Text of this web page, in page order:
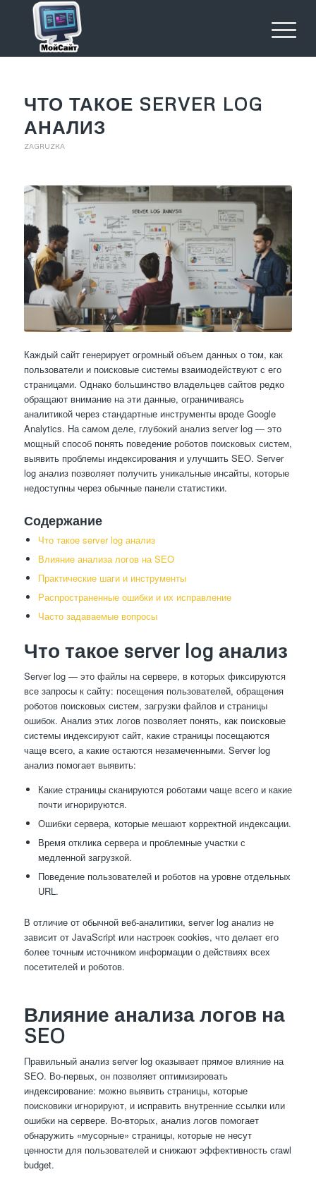
ЧТО ТАКОЕ SERVER LOG
АНАЛИЗ
ZAGRUZKA
Каждый сайт генерирует огромный объем данных о том, как
пользователи и поисковые системы взаимодействуют с его
страницами. Однако большинство владельцев сайтов редко
обращают внимание на эти данные, ограничиваясь
аналитикой через стандартные инструменты вроде Google
Analytics. На самом деле, глубокий анализ server log — это
мощный способ понять поведение роботов поисковых систем,
выявить проблемы индексирования и улучшить SEO. Server
log анализ позволяет получить уникальные инсайты, которые
недоступны через обычные панели статистики.
Содержание
Что такое server log анализ
Влияние анализа логов на SEO
Практические шаги и инструменты
Распространенные ошибки и их исправление
Часто задаваемые вопросы
Что такое server log анализ
Server log — это файлы на сервере, в которых фиксируются
все запросы к сайту: посещения пользователей, обращения
роботов поисковых систем, загрузки файлов и страницы
ошибок. Анализ этих логов позволяет понять, как поисковые
системы индексируют сайт, какие страницы посещаются
чаще всего, а какие остаются незамеченными. Server log
анализ помогает выявить:
Какие страницы сканируются роботами чаще всего и какие
почти игнорируются.
Ошибки сервера, которые мешают корректной индексации.
Время отклика сервера и проблемные участки с
медленной загрузкой.
Поведение пользователей и роботов на уровне отдельных
URL.
В отличие от обычной веб-аналитики, server log анализ не
зависит от JavaScript или настроек cookies, что делает его
более точным источником информации о действиях всех
посетителей и роботов.
Влияние анализа логов на
SEO
Правильный анализ server log оказывает прямое влияние на
SEO. Во-первых, он позволяет оптимизировать
индексирование: можно выявить страницы, которые
поисковики игнорируют, и исправить внутренние ссылки или
ошибки на сервере. Во-вторых, анализ логов помогает
обнаружить «мусорные» страницы, которые не несут
ценности для пользователей и снижают эффективность crawl
budget.